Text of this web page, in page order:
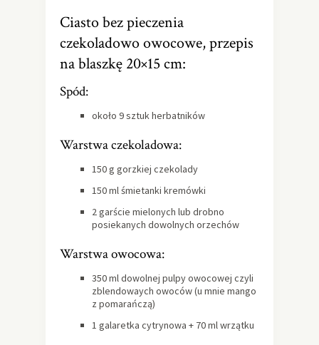
Ciasto bez pieczenia
czekoladowo owocowe, przepis
na blaszkę 20×15 cm:
Spód:
około 9 sztuk herbatników
Warstwa czekoladowa:
150 g gorzkiej czekolady
150 ml śmietanki kremówki
2 garście mielonych lub drobno
posiekanych dowolnych orzechów
Warstwa owocowa:
350 ml dowolnej pulpy owocowej czyli
zblendowaych owoców (u mnie mango
z pomarańczą)
1 galaretka cytrynowa + 70 ml wrzątku